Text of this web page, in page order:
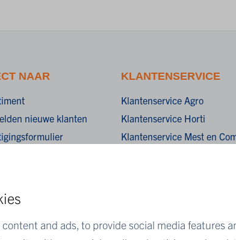
and ads, to provide social media features
NAAR
nieuwe klanten
monsternemer
publicaties
KLANTENSERVICE
Klantenservice Agro
Klantenservice Horti
Klantenservice Mest en